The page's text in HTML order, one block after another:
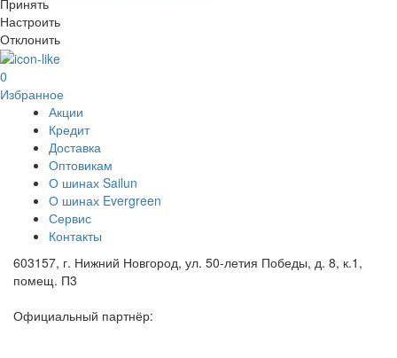
Принять
Настроить
Отклонить
0
Избранное
Акции
Кредит
Доставка
Оптовикам
О шинах Sailun
О шинах Evergreen
Сервис
Контакты
603157, г. Нижний Новгород, ул. 50-летия Победы, д. 8, к.1,
помещ. П3
Официальный партнёр: